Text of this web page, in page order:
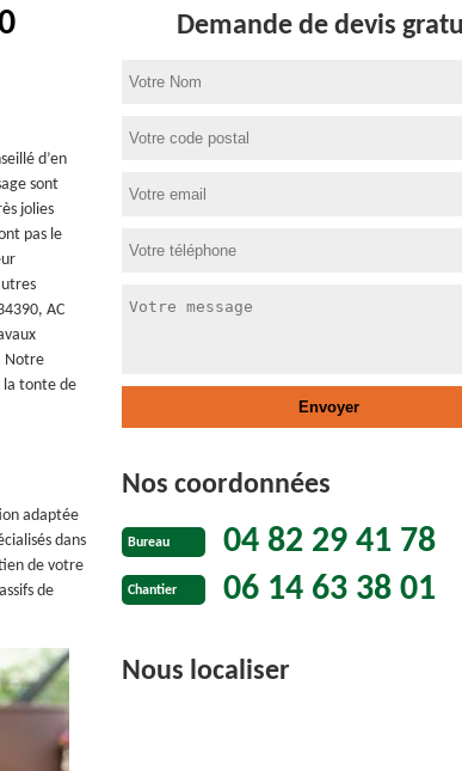
d’en
sont
jolies
pas le
AC
Notre
la tonte de
adaptée
dans
de votre
de
Demande de devis
Nos coordonnées
Bureau 04 82 29 41 78
Chantier 06 14 63 38 01
Nous localiser